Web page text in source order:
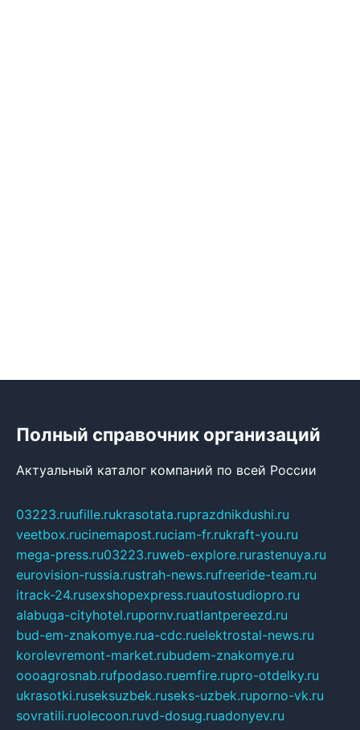
Полный справочник организаций
Актуальный каталог компаний по всей России
03223.ruufille.rukrasotata.ruprazdnikdushi.ru
veetbox.rucinemapost.ruciam-fr.rukraft-you.ru
mega-press.ru03223.ruweb-explore.rurastenuya.ru
eurovision-russia.rustrah-news.rufreeride-team.ru
itrack-24.rusexshopexpress.ruautostudiopro.ru
alabuga-cityhotel.rupornv.ruatlantpereezd.ru
bud-em-znakomye.rua-cdc.ruelektrostal-news.ru
korolevremont-market.rubudem-znakomye.ru
oooagrosnab.rufpodaso.ruemfire.rupro-otdelky.ru
ukrasotki.ruseksuzbek.ruseks-uzbek.ruporno-vk.ru
sovratili.ruolecoon.ruvd-dosug.ruadonyev.ru